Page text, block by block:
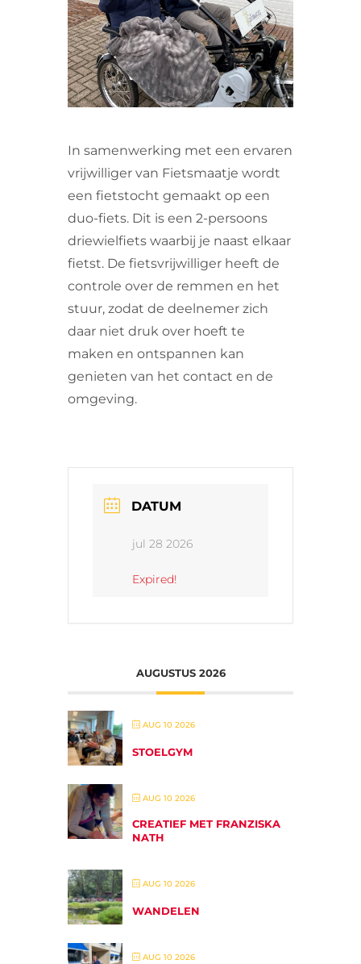
In samenwerking met een ervaren
vrijwilliger van Fietsmaatje wordt
een fietstocht gemaakt op een
duo-fiets. Dit is een 2-persoons
driewielfiets waarbij je naast elkaar
fietst. De fietsvrijwilliger heeft de
controle over de remmen en het
stuur, zodat de deelnemer zich
daar niet druk over hoeft te
maken en ontspannen kan
genieten van het contact en de
omgeving.
DATUM
jul 28 2026
Expired!
AUGUSTUS 2026
AUG 10 2026
STOELGYM
AUG 10 2026
CREATIEF MET FRANZISKA
NATH
AUG 10 2026
WANDELEN
AUG 10 2026